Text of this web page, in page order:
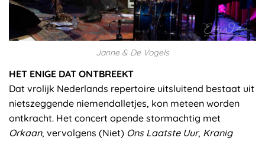
Janne & De Vogels
HET ENIGE DAT ONTBREEKT
Dat vrolijk Nederlands repertoire uitsluitend bestaat uit
nietszeggende niemendalletjes, kon meteen worden
ontkracht. Het concert opende stormachtig met
Orkaan, vervolgens (Niet) Ons Laatste Uur, Kranig